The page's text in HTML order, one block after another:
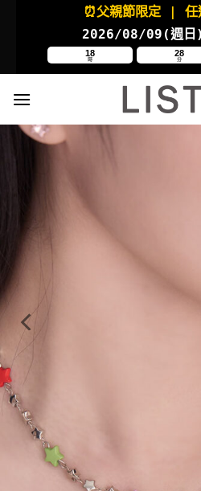
⏰父親節限定 | 任
2026/08/09(週日
18
時
28
分